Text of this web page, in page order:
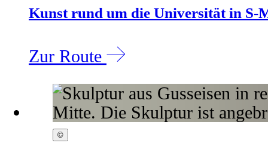
Kunst rund um die Universität in S-
Zur Route
©